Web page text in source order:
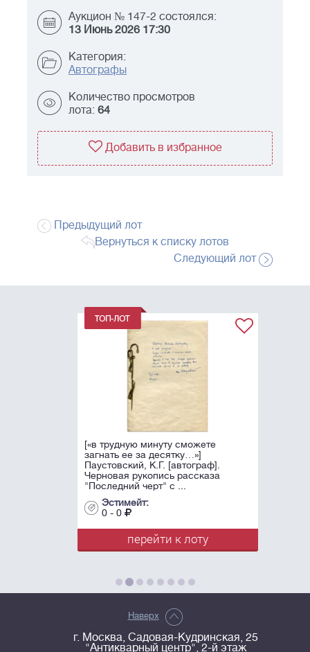
Аукцион № 147-2 состоялся:
13 Июнь 2026 17:30
Категория:
Автографы
Количество просмотров
лота: 64
Добавить в избранное
Предыдущий лот
Вернуться к списку лотов
Следующий лот
[«в трудную минуту сможете
загнать ее за десятку…»]
Паустовский, К.Г. [автограф].
Черновая рукопись рассказа
"Последний черт" с ...
Эстимейт:
0 - 0
перейти к лоту
Наверх
г. Москва, Садовая-Кудринская, 25
"Антикварный центр", 2-й этаж